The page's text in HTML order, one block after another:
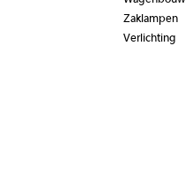
Zaklampen
Verlichting